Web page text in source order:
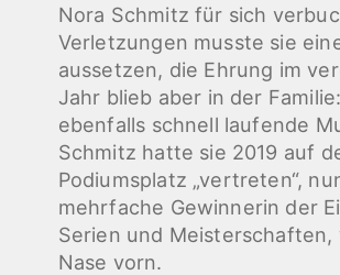
Nora Schmitz für sich
Verletzungen musste sie
aussetzen, die Ehrung im
Jahr blieb aber in der
ebenfalls schnell laufende
Schmitz hatte sie 2019 auf
Podiumsplatz „vertreten“,
mehrfache Gewinnerin der
Serien und Meisterschaften,
Nase vorn.